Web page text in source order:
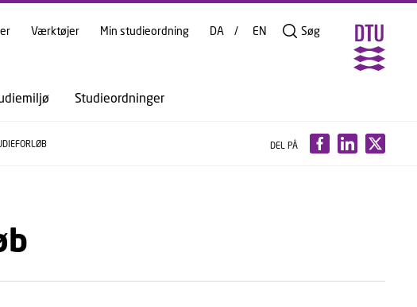
Studieordninger
Værktøjer Min studieordning DA EN Søg
DEL PÅ